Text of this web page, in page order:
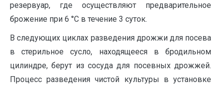
резервуар, где осуществляют предварительное
брожение при 6 °С в течение 3 суток.
В следующих циклах разведения дрожжи для посева
в стерильное сусло, находящееся в бродильном
цилиндре, берут из сосуда для посевных дрожжей.
Процесс разведения чистой культуры в установке